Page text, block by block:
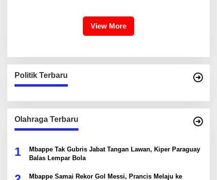
View More
Politik Terbaru
Olahraga Terbaru
1
Mbappe Tak Gubris Jabat Tangan Lawan, Kiper Paraguay
Balas Lempar Bola
Mbappe Samai Rekor Gol Messi, Prancis Melaju ke